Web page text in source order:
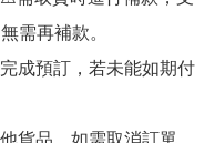
需再補款。
成預訂，若未能如期付